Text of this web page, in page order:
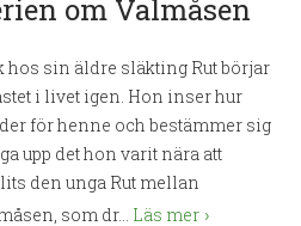
om Valmåsen
hos sin äldre släkting Rut börjar
i livet igen. Hon inser hur
för henne och bestämmer sig
upp det hon varit nära att
den unga Rut mellan
som dr... Läs mer